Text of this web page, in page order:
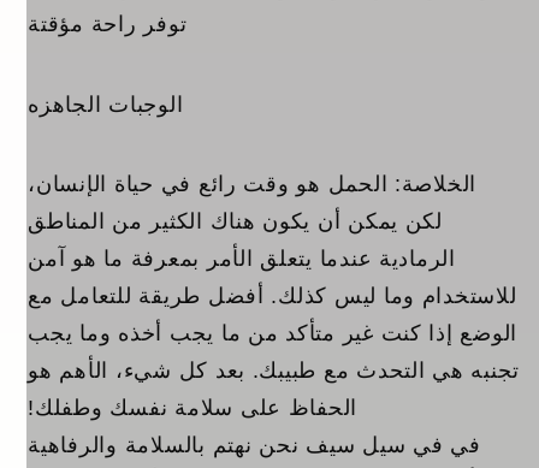
توفر راحة مؤقتة
الوجبات الجاهزه
الخلاصة: الحمل هو وقت رائع في حياة الإنسان،
لكن يمكن أن يكون هناك الكثير من المناطق
الرمادية عندما يتعلق الأمر بمعرفة ما هو آمن
للاستخدام وما ليس كذلك. أفضل طريقة للتعامل مع
الوضع إذا كنت غير متأكد من ما يجب أخذه وما يجب
تجنبه هي التحدث مع طبيبك. بعد كل شيء، الأهم هو
الحفاظ على سلامة نفسك وطفلك!
في في سيل سيف نحن نهتم بالسلامة والرفاهية